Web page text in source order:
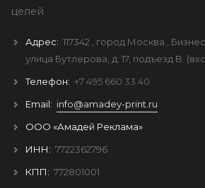
целей
Адрес: 117342 , город Москва ,
улица Бутлерова, д. 17, подъезд B
Телефон: +7 495 660 33 40
Email: info@amadey-print.ru
ООО «Амадей Реклама»
ИНН: 7722362796
КПП: 772801001